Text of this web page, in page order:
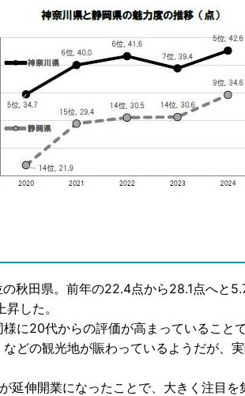
秋田県。前年の22.4点から28.1点へと
した。
に20代からの評価が高まっていること
どの観光地が賑わっているようだが、
伸開業になったことで、大きく注目を